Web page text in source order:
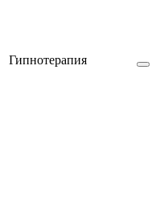
Гипнотерапия